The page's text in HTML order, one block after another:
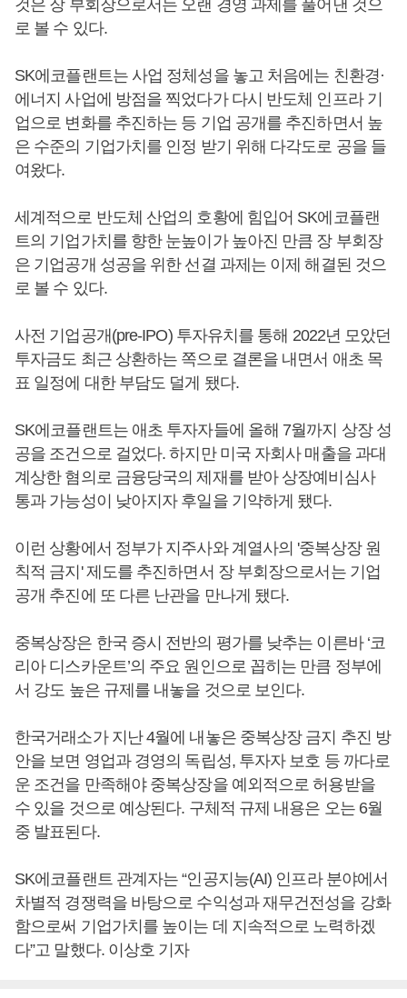
것은 장 부회장으로서는 오랜 경영 과제를 풀어낸 것으
로 볼 수 있다.
SK에코플랜트는 사업 정체성을 놓고 처음에는 친환경·
에너지 사업에 방점을 찍었다가 다시 반도체 인프라 기
업으로 변화를 추진하는 등 기업 공개를 추진하면서 높
은 수준의 기업가치를 인정 받기 위해 다각도로 공을 들
여왔다.
세계적으로 반도체 산업의 호황에 힘입어 SK에코플랜
트의 기업가치를 향한 눈높이가 높아진 만큼 장 부회장
은 기업공개 성공을 위한 선결 과제는 이제 해결된 것으
로 볼 수 있다.
사전 기업공개(pre-IPO) 투자유치를 통해 2022년 모았던
투자금도 최근 상환하는 쪽으로 결론을 내면서 애초 목
표 일정에 대한 부담도 덜게 됐다.
SK에코플랜트는 애초 투자자들에 올해 7월까지 상장 성
공을 조건으로 걸었다. 하지만 미국 자회사 매출을 과대
계상한 혐의로 금융당국의 제재를 받아 상장예비심사
통과 가능성이 낮아지자 후일을 기약하게 됐다.
이런 상황에서 정부가 지주사와 계열사의 '중복상장 원
칙적 금지' 제도를 추진하면서 장 부회장으로서는 기업
공개 추진에 또 다른 난관을 만나게 됐다.
중복상장은 한국 증시 전반의 평가를 낮추는 이른바 ‘코
리아 디스카운트’의 주요 원인으로 꼽히는 만큼 정부에
서 강도 높은 규제를 내놓을 것으로 보인다.
한국거래소가 지난 4월에 내놓은 중복상장 금지 추진 방
안을 보면 영업과 경영의 독립성, 투자자 보호 등 까다로
운 조건을 만족해야 중복상장을 예외적으로 허용받을
수 있을 것으로 예상된다. 구체적 규제 내용은 오는 6월
중 발표된다.
SK에코플랜트 관계자는 “인공지능(AI) 인프라 분야에서
차별적 경쟁력을 바탕으로 수익성과 재무건전성을 강화
함으로써 기업가치를 높이는 데 지속적으로 노력하겠
다”고 말했다. 이상호 기자